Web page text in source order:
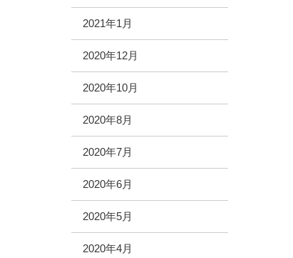
2021年1月
2020年12月
2020年10月
2020年8月
2020年7月
2020年6月
2020年5月
2020年4月